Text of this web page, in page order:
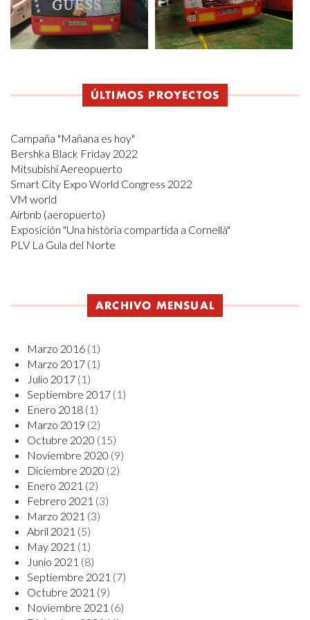
ÚLTIMOS PROYECTOS
Campaña "Mañana es hoy"
Bershka Black Friday 2022
Mitsubishi Aereopuerto
Smart City Expo World Congress 2022
VM world
Airbnb (aeropuerto)
Exposición "Una història compartida a Cornellà"
PLV La Gula del Norte
ARCHIVO MENSUAL
Marzo 2016 (1)
Marzo 2017 (1)
Julio 2017 (1)
Septiembre 2017 (1)
Enero 2018 (1)
Marzo 2019 (2)
Octubre 2020 (15)
Noviembre 2020 (9)
Diciembre 2020 (2)
Enero 2021 (2)
Febrero 2021 (3)
Marzo 2021 (3)
Abril 2021 (5)
May 2021 (1)
Junio 2021 (8)
Septiembre 2021 (7)
Octubre 2021 (9)
Noviembre 2021 (6)